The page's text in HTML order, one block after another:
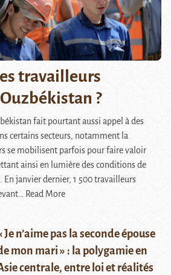
travailleurs
?
fait pourtant aussi appel à des
certains secteurs, notamment la
se mobilisent parfois pour faire valoir
ainsi en lumière des conditions de
En janvier dernier, 1 500 travailleurs
Read More
Je n’aime pas la seconde épouse
mon mari » : la polygamie en
centrale, entre loi et réalités